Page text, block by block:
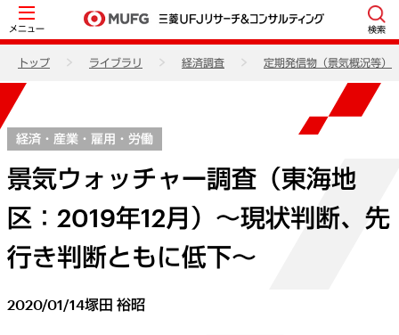
メニュー 検索
トップ ライブラリ 経済調査 定期発信物（景気概況等）
経済・産業・雇用・労働
景気ウォッチャー調査（東海地
区：2019年12月）～現状判断、先
行き判断ともに低下～
2020/01/14塚田 裕昭